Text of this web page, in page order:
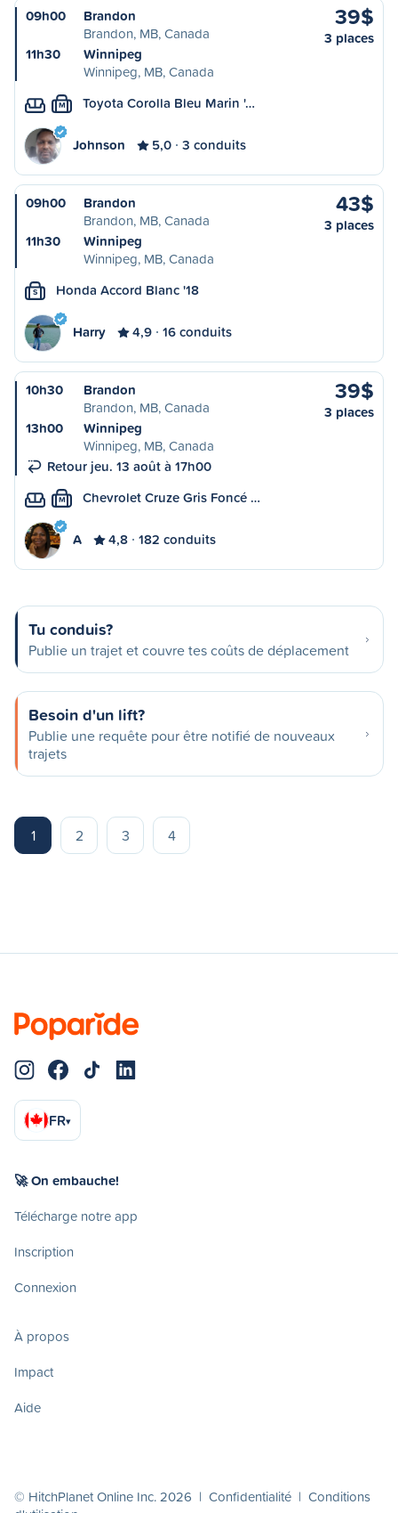
09h00
Brandon
Brandon, MB, Canada
11h30
Winnipeg
Winnipeg, MB, Canada
39$
3 places
M Toyota Corolla Bleu Marin '…
Johnson 5,0 3 conduits
09h00
Brandon
Brandon, MB, Canada
11h30
Winnipeg
Winnipeg, MB, Canada
43$
3 places
S Honda Accord Blanc '18
Harry 4,9 16 conduits
10h30
Brandon
Brandon, MB, Canada
13h00
Winnipeg
Winnipeg, MB, Canada
Retour jeu. 13 août à 17h00
39$
3 places
M Chevrolet Cruze Gris Foncé …
A 4,8 182 conduits
Tu conduis?
Publie un trajet et couvre tes coûts de déplacement
Besoin d'un lift?
Publie une requête pour être notifié de nouveaux
trajets
1 2 3 4
FR▾
🚀 On embauche!
Télécharge notre app
Inscription
Connexion
À propos
Impact
Aide
© HitchPlanet Online Inc. 2026 | Confidentialité | Conditions